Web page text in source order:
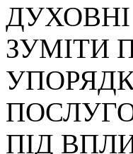
ЗУМІТИ
ПІД